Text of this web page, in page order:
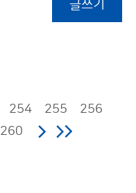
글쓰기
254 255
256
260